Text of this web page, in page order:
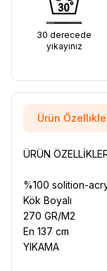
30 derecede
yıkayınız
Ürün
ÜRÜN
%100 solition-
Kök Boyalı
270 GR/M2
En 137 cm
YIKAMA